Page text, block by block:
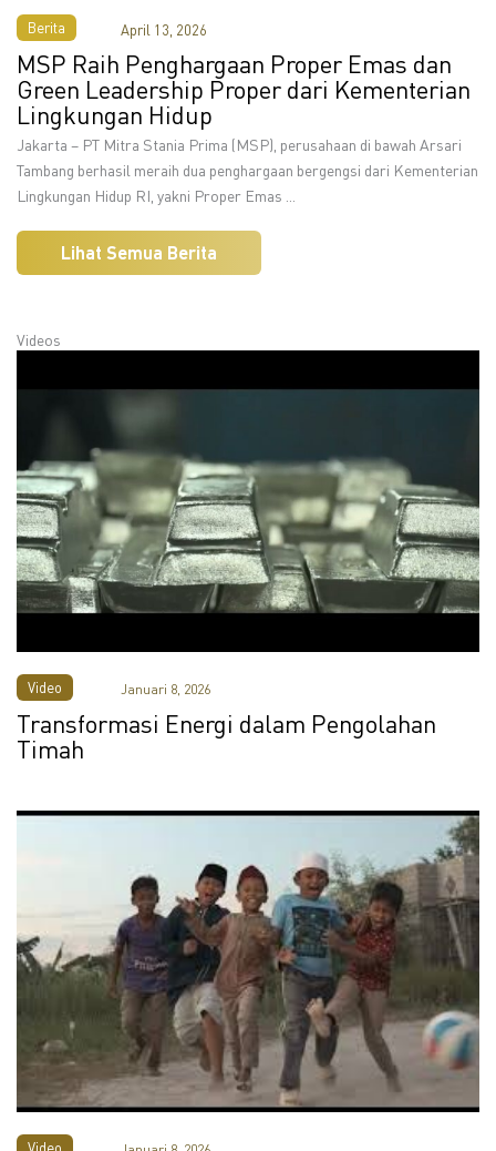
Berita
MSP Raih Penghargaan Proper Emas dan
Green Leadership Proper dari Kementerian
Lingkungan Hidup
April 13, 2026
Jakarta – PT Mitra Stania Prima (MSP), perusahaan di bawah Arsari
Tambang berhasil meraih dua penghargaan bergengsi dari Kementerian
Lingkungan Hidup RI, yakni Proper Emas ...
Lihat Semua Berita
Videos
Video
Transformasi Energi dalam Pengolahan
Timah
Januari 8, 2026
Video